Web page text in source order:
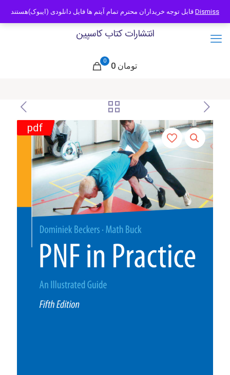
09121466294 info@caspianbook.com
انتشارات کتاب کاسپین
0
0 تومان
pdf
Dismiss